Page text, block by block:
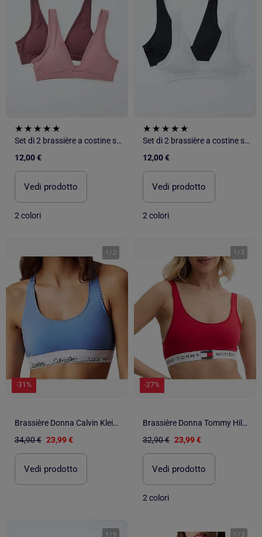
Set di 2 brassière a costine senza cuciture
12,00 €
Vedi prodotto
2 colori
Set di 2 brassière a costine senza cuciture
12,00 €
Vedi prodotto
2 colori
1 / 2
-31%
Brassière Donna Calvin Klein Jeans Senza Imbottitura
34,90 € 23,99 €
Vedi prodotto
1 / 3
-27%
Brassière Donna Tommy Hilfiger Senza Imbottitura
32,90 € 23,99 €
Vedi prodotto
2 colori
1 / 9 1 / 3